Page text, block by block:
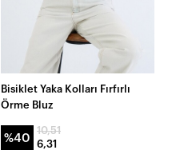
Bisiklet Yaka Kolları Fırfırlı
Örme Bluz
%40
10,51
6,31